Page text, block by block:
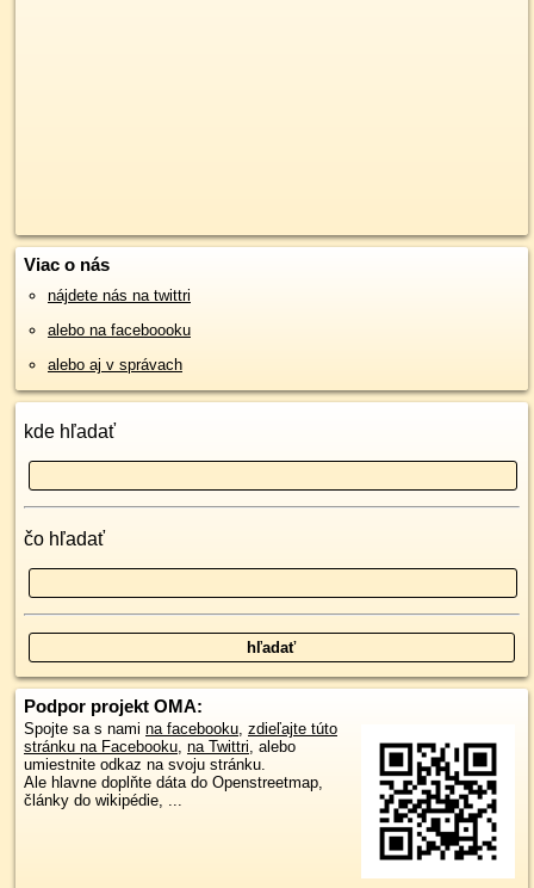
Viac o nás
nájdete nás na twittri
alebo na faceboooku
alebo aj v správach
kde hľadať
čo hľadať
Podpor projekt OMA:
Spojte sa s nami na facebooku, zdieľajte túto
stránku na Facebooku, na Twittri, alebo
umiestnite odkaz na svoju stránku.
Ale hlavne doplňte dáta do Openstreetmap,
články do wikipédie, ...